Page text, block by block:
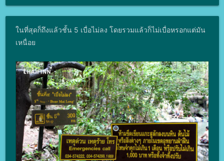
ในที่สุดก็ถึงแล้วชั้น 5 เบื่อไม่ลง โดยรวมแล้วก็ไม่เบื่อหรอกแต่มัน
เหนื่อย